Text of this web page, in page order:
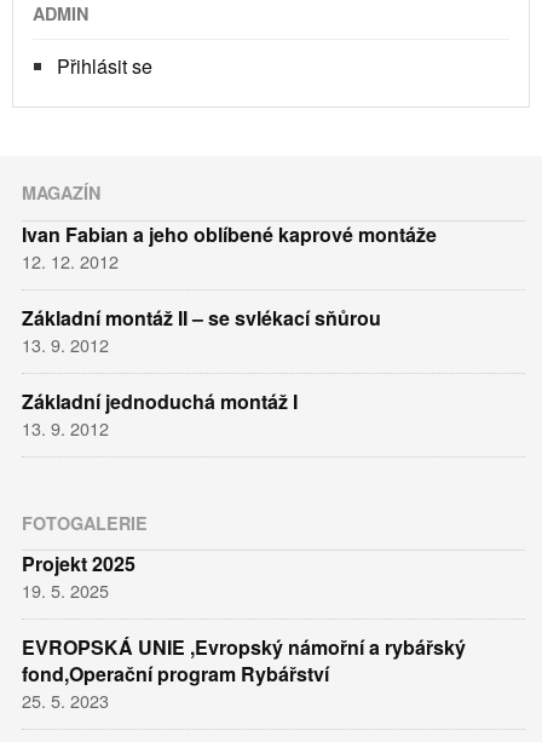
ADMIN
Přihlásit se
MAGAZÍN
Ivan Fabian a jeho oblíbené kaprové montáže
12. 12. 2012
Základní montáž II – se svlékací sňůrou
13. 9. 2012
Základní jednoduchá montáž I
13. 9. 2012
FOTOGALERIE
Projekt 2025
19. 5. 2025
EVROPSKÁ UNIE ,Evropský námořní a rybářský
fond,Operační program Rybářství
25. 5. 2023